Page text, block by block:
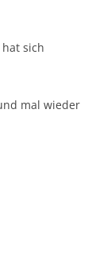
sich
mal wieder